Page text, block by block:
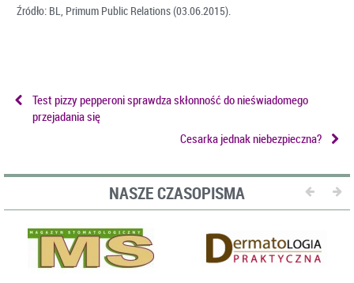
Źródło: BL, Primum Public Relations (03.06.2015).
Test pizzy pepperoni sprawdza skłonność do nieświadomego
przejadania się
Cesarka jednak niebezpieczna?
NASZE CZASOPISMA